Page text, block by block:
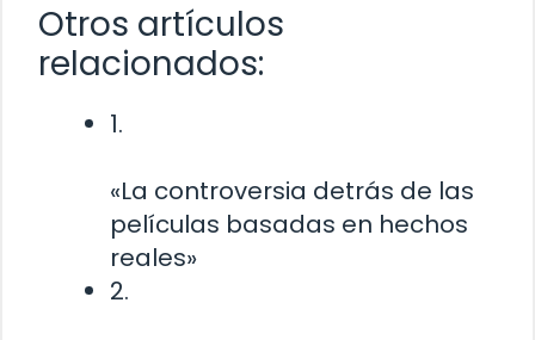
Otros artículos
relacionados:
1.
«La controversia detrás de las
películas basadas en hechos
reales»
2.